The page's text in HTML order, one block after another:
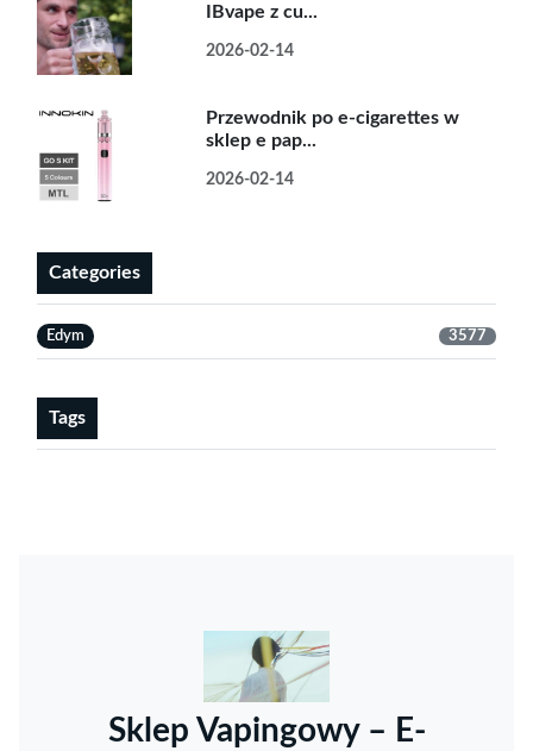
IBvape z cu...
2026-02-14
Przewodnik po e-cigarettes w
sklep e pap...
2026-02-14
Categories
Edym 3577
Tags
Sklep Vapingowy – E-